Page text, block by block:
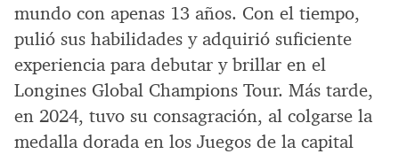
mundo con apenas 13 años. Con el tiempo,
pulió sus habilidades y adquirió suficiente
experiencia para debutar y brillar en el
Longines Global Champions Tour. Más tarde,
en 2024, tuvo su consagración, al colgarse la
medalla dorada en los Juegos de la capital